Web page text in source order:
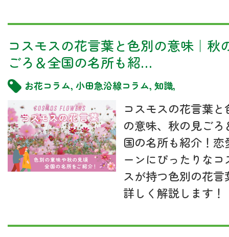
コスモスの花言葉と色別の意味｜秋
ごろ＆全国の名所も紹…
お花コラム, 小田急沿線コラム, 知識,
コスモスの花言葉と
の意味、秋の見ごろ
国の名所も紹介！恋
ーンにぴったりなコ
スが持つ色別の花言
詳しく解説します！